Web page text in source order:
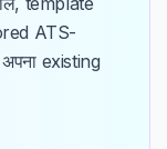
ATS-
existing